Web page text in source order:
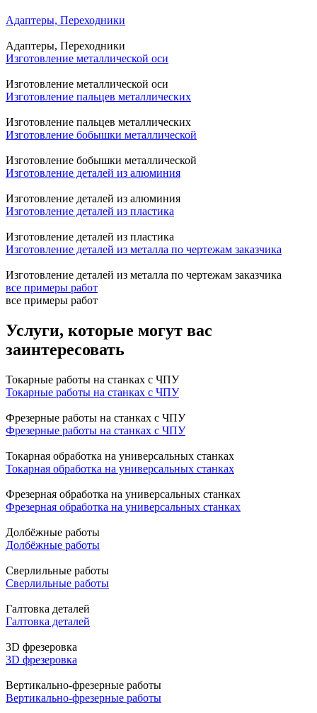
Адаптеры, Переходники
Адаптеры, Переходники
Изготовление металлической оси
Изготовление металлической оси
Изготовление пальцев металлических
Изготовление пальцев металлических
Изготовление бобышки металлической
Изготовление бобышки металлической
Изготовление деталей из алюминия
Изготовление деталей из алюминия
Изготовление деталей из пластика
Изготовление деталей из пластика
Изготовление деталей из металла по чертежам заказчика
Изготовление деталей из металла по чертежам заказчика
все примеры работ
все примеры работ
Услуги, которые могут вас
заинтересовать
Токарные работы на станках с ЧПУ
Токарные работы на станках с ЧПУ
Фрезерные работы на станках с ЧПУ
Фрезерные работы на станках с ЧПУ
Токарная обработка на универсальных станках
Токарная обработка на универсальных станках
Фрезерная обработка на универсальных станках
Фрезерная обработка на универсальных станках
Долбёжные работы
Долбёжные работы
Сверлильные работы
Сверлильные работы
Галтовка деталей
Галтовка деталей
3D фрезеровка
3D фрезеровка
Вертикально-фрезерные работы
Вертикально-фрезерные работы